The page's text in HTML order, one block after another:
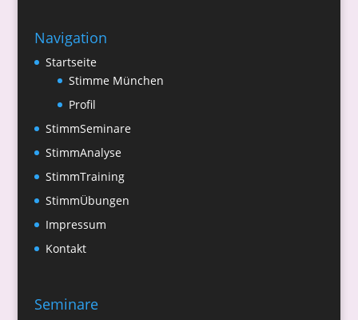
Navigation
Startseite
Stimme München
Profil
StimmSeminare
StimmAnalyse
StimmTraining
StimmÜbungen
Impressum
Kontakt
Seminare